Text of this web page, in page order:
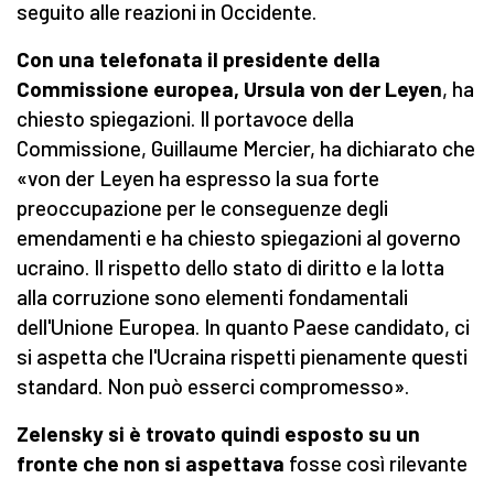
seguito alle reazioni in Occidente.
Con una telefonata il presidente della
Commissione europea, Ursula von der Leyen, ha
chiesto spiegazioni. Il portavoce della
Commissione, Guillaume Mercier, ha dichiarato che
«von der Leyen ha espresso la sua forte
preoccupazione per le conseguenze degli
emendamenti e ha chiesto spiegazioni al governo
ucraino. Il rispetto dello stato di diritto e la lotta
alla corruzione sono elementi fondamentali
dell'Unione Europea. In quanto Paese candidato, ci
si aspetta che l'Ucraina rispetti pienamente questi
standard. Non può esserci compromesso».
Zelensky si è trovato quindi esposto su un
fronte che non si aspettava fosse così rilevante